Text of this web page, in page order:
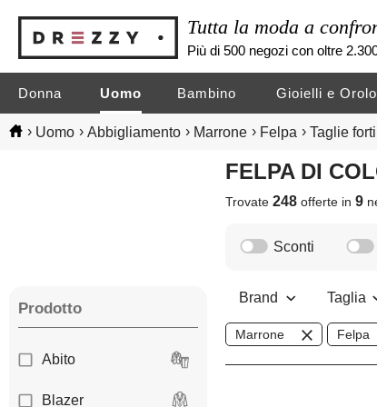
Tutta la moda a
Più di 500 negozi con oltre
Donna Uomo Bambino Gioielli e
› Uomo › Abbigliamento › Marrone › Felpa › Taglie forti
FELPA DI
Trovate248 offerte in9
Prodotto
Abito
Blazer
Sconti
Brand Taglia
Marrone Felpa